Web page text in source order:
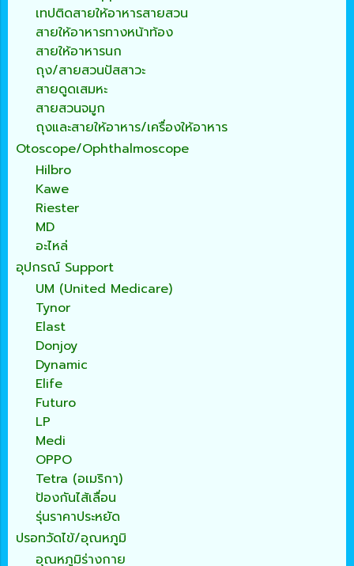
เทปติดสายให้อาหารสายสวน
สายให้อาหารทางหน้าท้อง
สายให้อาหารนก
ถุง/สายสวนปัสสาวะ
สายดูดเสมหะ
สายสวนจมูก
ถุงและสายให้อาหาร/เครื่องให้อาหาร
Otoscope/Ophthalmoscope
Hilbro
Kawe
Riester
MD
อะไหล่
อุปกรณ์ Support
UM (United Medicare)
Tynor
Elast
Donjoy
Dynamic
Elife
Futuro
LP
Medi
OPPO
Tetra (อเมริกา)
ป้องกันไส้เลื่อน
รุ่นราคาประหยัด
ปรอทวัดไข้/อุณหภูมิ
อุณหภูมิร่างกาย